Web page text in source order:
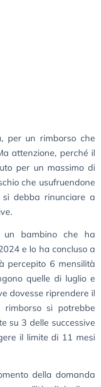
per un rimborso che
attenzione, perché il
per un massimo di
che usufruendone
debba rinunciare a
un bambino che ha
e lo ha concluso a
percepito 6 mensilità
quelle di luglio e
dovesse riprendere il
si potrebbe
su 3 delle successive
il limite di 11 mesi
della domanda